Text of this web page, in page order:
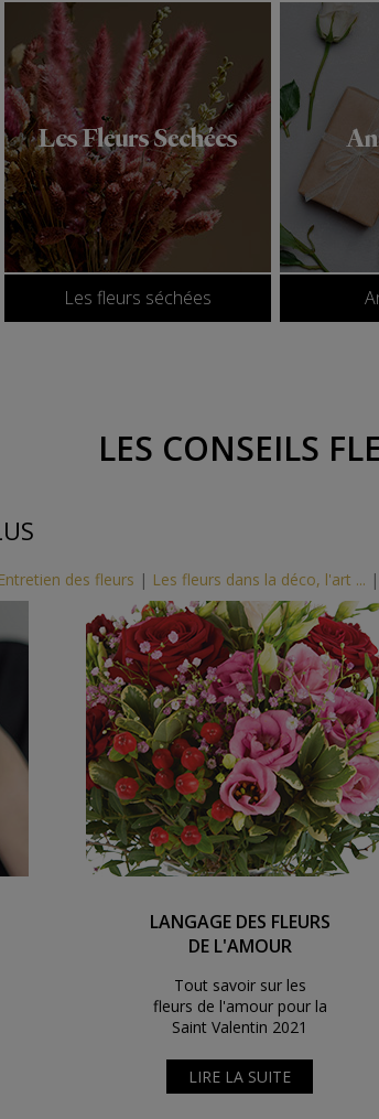
Les fleurs séchées
LES CONSEILS
Entretien des fleurs | Les fleurs dans la déco, l'art ... |
LANGAGE DES FLEURS
DE L'AMOUR
Tout savoir sur les
fleurs de l'amour pour la
Saint Valentin 2021
LIRE LA SUITE